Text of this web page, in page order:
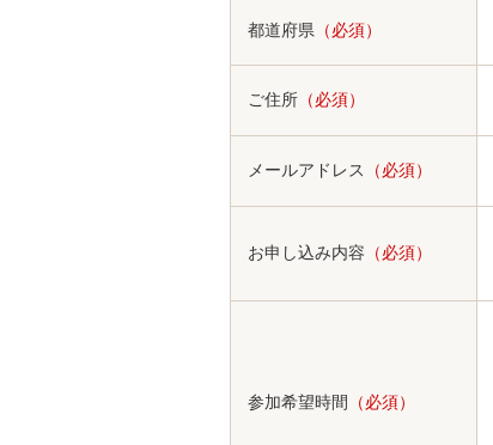
都道府県 （必須）
ご住所 （必須）
メールアドレス （必須）
お申し込み内容 （必須）
参加希望時間 （必須）